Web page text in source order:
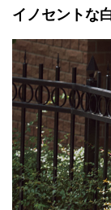
イノセントな